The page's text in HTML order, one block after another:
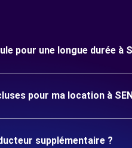
pour une longue durée à
pour ma location à
supplémentaire ?